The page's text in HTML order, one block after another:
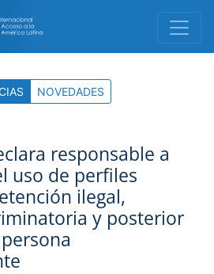
NOVEDADES
responsable a
uso de perfiles
ilegal,
y posterior